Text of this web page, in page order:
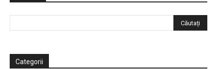
Categorii